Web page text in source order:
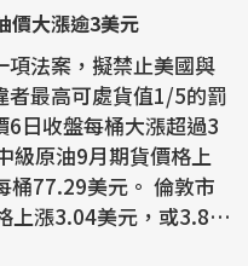
價大漲逾3美元
項法案，擬禁止美國與
者最高可處貨值1/5的罰
日收盤每桶大漲超過3
美元。 倫敦市
上漲3.04美元，或3.8